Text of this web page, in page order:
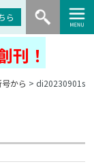
ら
刊！
号から > di20230901s